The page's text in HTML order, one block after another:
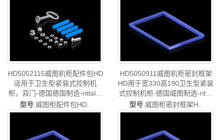
HD5052115威图机柜配件包HD
适用于卫生型紧装式控制机
柜，双门-德国德国制造-rittal威
图柜威图电柜威图控制机柜威
图配电柜威图PDU威图配件威
型号:威图柜配件包HD..
HD5050911威图机柜密封框架
HD用于宽330高190卫生型紧装
式控制机柜-德国威图制造-rittal
威图柜威图电柜威图控制机柜
威图配电柜威图PDU威图配件
型号:威图柜密封框架H..